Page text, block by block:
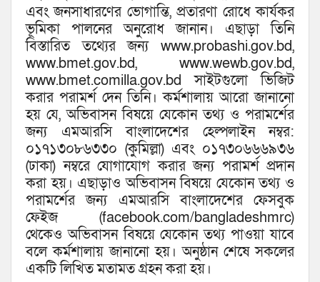
এবং জনসাধারণের ভোগান্তি, প্রতারণা রোধে কার্যকর
ভূমিকা পালনের অনুরোধ জানান। এছাড়া তিনি
বিস্তারিত তথ্যের জন্য www.probashi.gov.bd,
www.bmet.gov.bd, www.wewb.gov.bd,
www.bmet.comilla.gov.bd সাইটগুলো ভিজিট
করার পরামর্শ দেন তিনি। কর্মশালায় আরো জানানো
হয় যে, অভিবাসন বিষয়ে যেকোন তথ্য ও পরামর্শের
জন্য এমআরসি বাংলাদেশের হেল্পলাইন নম্বর:
০১৭১৩০৮৬৩৩০ (কুমিল্লা) এবং ০১৭৩০৬৬৬৯৩৬
(ঢাকা) নম্বরে যোগাযোগ করার জন্য পরামর্শ প্রদান
করা হয়। এছাড়াও অভিবাসন বিষয়ে যেকোন তথ্য ও
পরামর্শের জন্য এমআরসি বাংলাদেশের ফেসবুক
ফেইজ (facebook.com/bangladeshmrc)
থেকেও অভিবাসন বিষয়ে যেকোন তথ্য পাওয়া যাবে
বলে কর্মশালায় জানানো হয়। অনুষ্ঠান শেষে সকলের
একটি লিখিত মতামত গ্রহন করা হয়।